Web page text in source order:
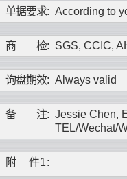
单据要求: According to
商 检: SGS, CCIC,
询盘期效: Always valid
备 注: Jessie Chen,
TEL/Wechat/
附 件1: